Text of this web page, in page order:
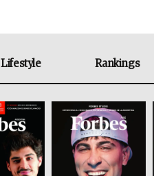
Lifestyle Rankings